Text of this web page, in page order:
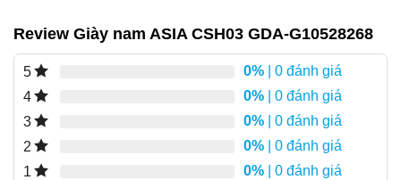
Review Giày nam ASIA CSH03 GDA-G10528268
5 0% | 0 đánh giá
4
0% | 0 đánh giá
3
0% | 0 đánh giá
2
0% | 0 đánh giá
1
0% | 0 đánh giá